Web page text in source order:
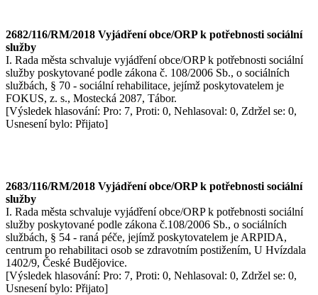
2682/116/RM/2018 Vyjádření obce/ORP k potřebnosti sociální
služby
I. Rada města schvaluje vyjádření obce/ORP k potřebnosti sociální
služby poskytované podle zákona č. 108/2006 Sb., o sociálních
službách, § 70 - sociální rehabilitace, jejímž poskytovatelem je
FOKUS, z. s., Mostecká 2087, Tábor.
[Výsledek hlasování: Pro: 7, Proti: 0, Nehlasoval: 0, Zdržel se: 0,
Usnesení bylo: Přijato]
2683/116/RM/2018 Vyjádření obce/ORP k potřebnosti sociální
služby
I. Rada města schvaluje vyjádření obce/ORP k potřebnosti sociální
služby poskytované podle zákona č.108/2006 Sb., o sociálních
službách, § 54 - raná péče, jejímž poskytovatelem je ARPIDA,
centrum po rehabilitaci osob se zdravotním postižením, U Hvízdala
1402/9, České Budějovice.
[Výsledek hlasování: Pro: 7, Proti: 0, Nehlasoval: 0, Zdržel se: 0,
Usnesení bylo: Přijato]